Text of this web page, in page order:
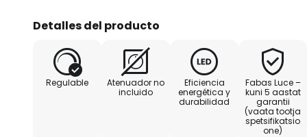
sino también un ambiente
Detalles del producto
Regulable
Atenuador no
incluido
Eficiencia
energética y
durabilidad
Fabas Luce –
kuni 5 aastat
garantii
(vaata tootja
spetsifikatsio
one)